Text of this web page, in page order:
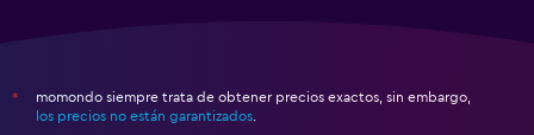
*
momondo siempre trata de obtener precios exactos, sin embargo,
los precios no están garantizados